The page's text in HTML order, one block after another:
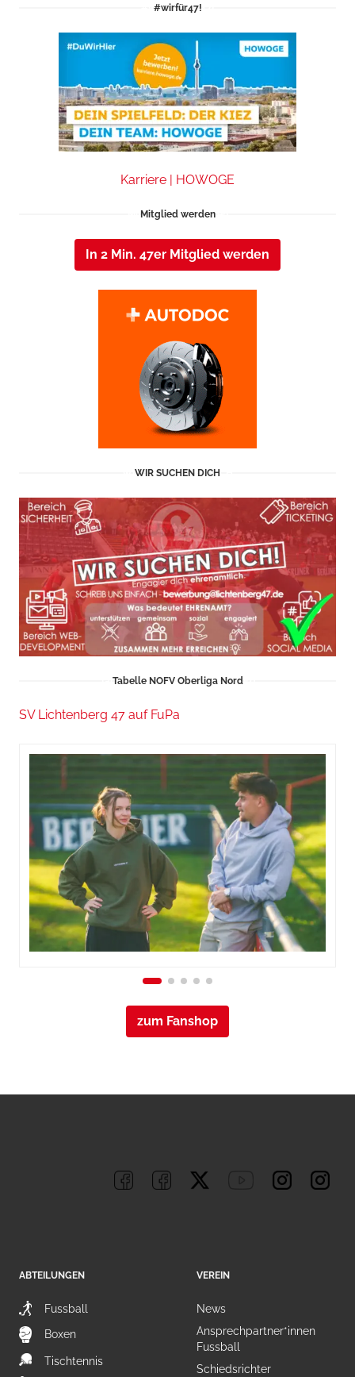
#wirfür47!
Karriere | HOWOGE
Mitglied werden
In 2 Min. 47er Mitglied werden
WIR SUCHEN DICH
Tabelle NOFV Oberliga Nord
SV Lichtenberg 47 auf FuPa
zum Fanshop
ABTEILUNGEN
Fussball
Boxen
Tischtennis
VEREIN
News
Ansprechpartner*innen
Fussball
Schiedsrichter